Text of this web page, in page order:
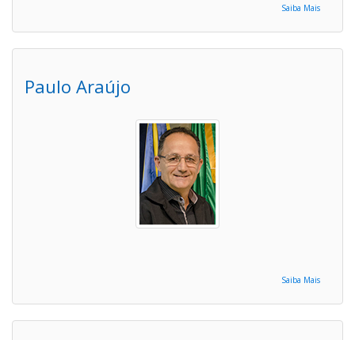
Saiba Mais
Paulo Araújo
Saiba Mais